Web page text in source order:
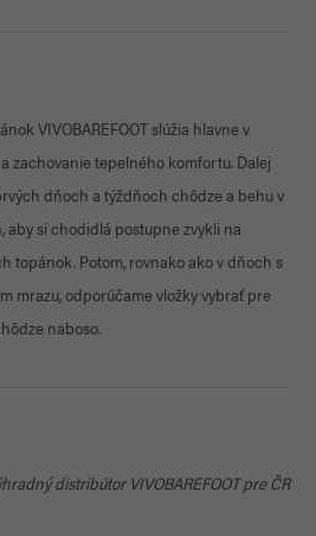
VIVOBAREFOOT slúžia hlavne v
zachovanie tepelného komfortu. Ďalej
dňoch a týždňoch chôdze a behu v
aby si chodidlá postupne zvykli na
topánok. Potom, rovnako ako v dňoch s
mrazu, odporúčame vložky vybrať pre
naboso.
distribútor VIVOBAREFOOT pre ČR